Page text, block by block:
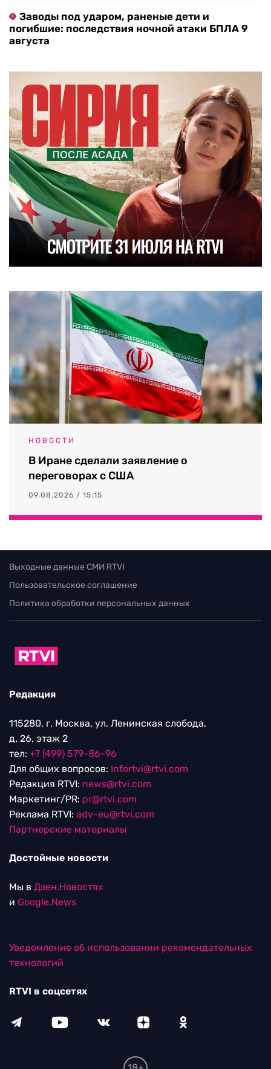
Заводы под ударом, раненые дети и
погибшие: последствия ночной атаки БПЛА 9
августа
НОВОСТИ
В Иране сделали заявление о
переговорах с США
09.08.2026 / 15:15
Выходные данные СМИ RTVI
Пользовательское соглашение
Политика обработки персональных данных
Редакция
115280, г. Москва, ул. Ленинская слобода,
д. 26, этаж 2
тел: +7 (499) 579-86-96
Для общих вопросов: Infortvi@rtvi.com
Редакция RTVI: news@rtvi.com
Маркетинг/PR: pr@rtvi.com
Реклама RTVI: adv-eu@rtvi.com
Партнерские материалы
Достойные новости
Мы в Дзен.Новостях
и Google.News
Уведомление об использовании рекомендательных
технологий
RTVI в соцсетях